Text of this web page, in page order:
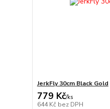
JerkFly 30cm Black Gold
779 Kč/ks
644 Kč bez DPH